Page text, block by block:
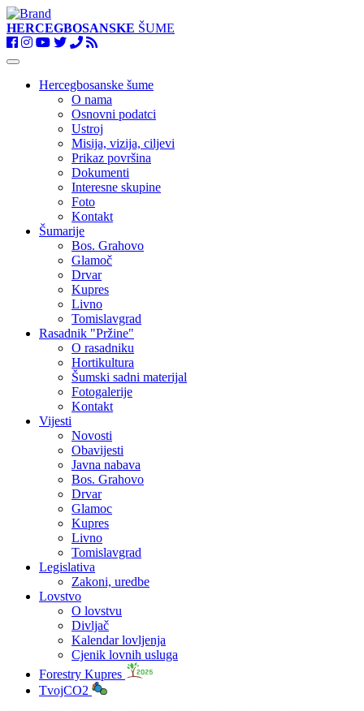
HERCEGBOSANSKE ŠUME
Toggle
navigationHercegbosanske šume
O nama
Osnovni podatci
Ustroj
Misija, vizija, ciljevi
Prikaz površina
Dokumenti
Interesne skupine
Foto
Kontakt
Šumarije
Bos. Grahovo
Glamoč
Drvar
Kupres
Livno
Tomislavgrad
Rasadnik "Pržine"
O rasadniku
Hortikultura
Šumski sadni materijal
Fotogalerije
Kontakt
Vijesti
Novosti
Obavijesti
Javna nabava
Bos. Grahovo
Drvar
Glamoc
Kupres
Livno
Tomislavgrad
Legislativa
Zakoni, uredbe
Lovstvo
O lovstvu
Divljač
Kalendar lovljenja
Cjenik lovnih usluga
Forestry Kupres
TvojCO2